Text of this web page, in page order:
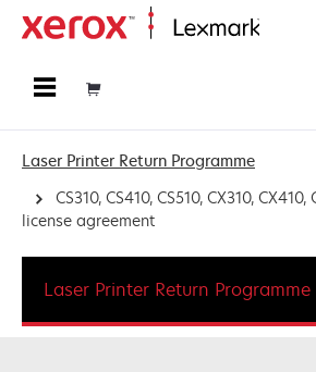
Laser Printer Return Programme
CS310, CS410, CS510, CX310,
license agreement
Laser Printer Return Programme